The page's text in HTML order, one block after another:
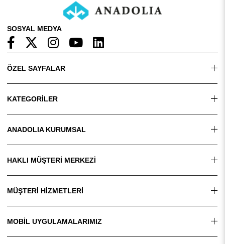
SOSYAL MEDYA
ÖZEL SAYFALAR
KATEGORİLER
ANADOLIA KURUMSAL
HAKLI MÜŞTERİ MERKEZİ
MÜŞTERİ HİZMETLERİ
MOBİL UYGULAMALARIMIZ